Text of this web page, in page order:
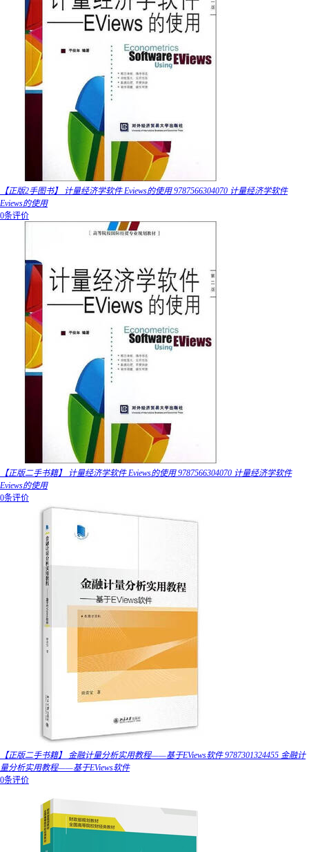
【正版2手图书】 计量经济学软件 Eviews的使用 9787566304070 计量经济学软件
Eviews的使用
0条评价
【正版二手书籍】 计量经济学软件 Eviews的使用 9787566304070 计量经济学软件
Eviews的使用
0条评价
【正版二手书籍】 金融计量分析实用教程——基于EViews软件 9787301324455 金融计
量分析实用教程——基于EViews软件
0条评价